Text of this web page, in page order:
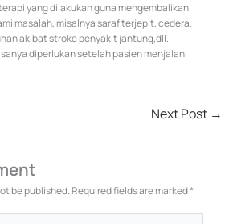
yang dilakukan guna mengembalikan
masalah, misalnya saraf terjepit, cedera,
akibat stroke penyakit jantung,dll.
diperlukan setelah pasien menjalani
Next Post →
be published. Required fields are marked*